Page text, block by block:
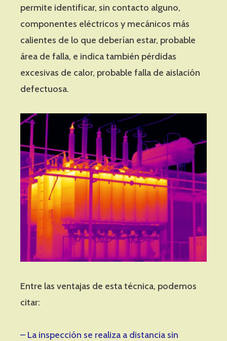
permite identificar, sin contacto alguno,
componentes eléctricos y mecánicos más
calientes de lo que deberían estar, probable
área de falla, e indica también pérdidas
excesivas de calor, probable falla de aislación
defectuosa.
Entre las ventajas de esta técnica, podemos
citar:
– La inspección se realiza a distancia sin